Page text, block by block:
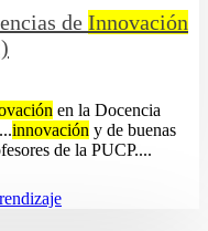
de Innovación
en la Docencia
innovación y de buenas
de la PUCP....